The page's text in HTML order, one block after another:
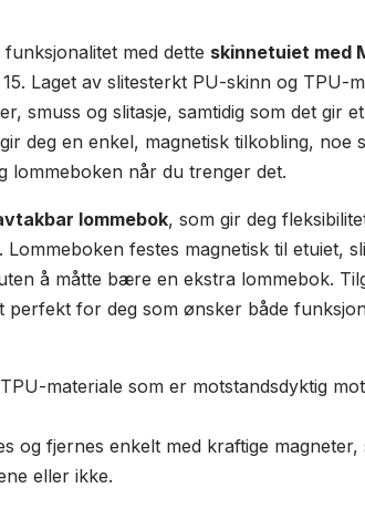
med dette skinnetuiet med
Laget av slitesterkt PU-skinn og TPU-
smuss og slitasje, samtidig som det gir
deg en enkel, magnetisk tilkobling, noe
lommeboken når du trenger det.
lommebok, som gir deg
festes magnetisk til etuiet,
å måtte bære en ekstra lommebok.
for deg som ønsker både
materiale som er motstandsdyktig
og fjernes enkelt med kraftige magneter,
eller ikke.